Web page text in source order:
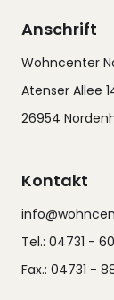
Anschrift
Wohncenter
Atenser Allee
26954
Kontakt
Tel.: 04731 -
Fax.: 04731 -